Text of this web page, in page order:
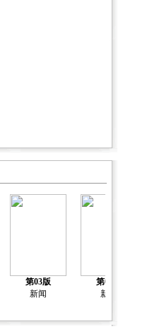
第03版
新闻
第04版
新闻